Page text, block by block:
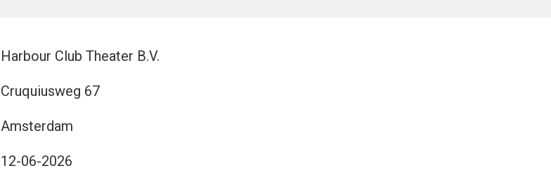
Harbour Club Theater B.V.
Cruquiusweg 67
Amsterdam
12-06-2026